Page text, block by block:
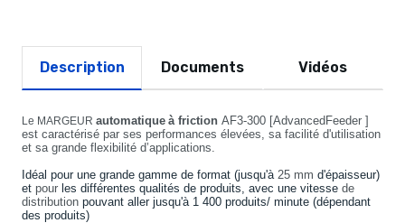
Description Documents Vidéos
Le MARGEUR automatique à friction AF3-300 [AdvancedFeeder ]
est caractérisé par ses performances élevées, sa facilité d'utilisation
et sa grande flexibilité d’applications.
Idéal pour une grande gamme de format (jusqu'à 25 mm d'épaisseur)
et pour les différentes qualités de produits, avec une vitesse de
distribution pouvant aller jusqu'à 1 400 produits/ minute (dépendant
des produits)